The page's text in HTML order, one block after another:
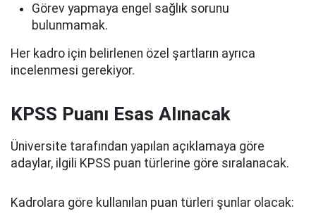
Görev yapmaya engel sağlık sorunu
bulunmamak.
Her kadro için belirlenen özel şartların ayrıca
incelenmesi gerekiyor.
KPSS Puanı Esas Alınacak
Üniversite tarafından yapılan açıklamaya göre
adaylar, ilgili KPSS puan türlerine göre sıralanacak.
Kadrolara göre kullanılan puan türleri şunlar olacak: